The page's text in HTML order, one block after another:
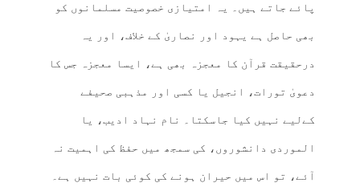
پائے جاتے ہیں۔ یہ امتیازی خصوصیت مسلمانوں کو
بھی حاصل ہے یہود اور نصاریٰ کے خلاف، اور یہ
درحقیقت قرآن کا معجزہ بھی ہے، ایسا معجزہ جس کا
دعویٰ تورات، انجیل یا کسی اور مذہبی صحیفے
کےلیے نہیں کیا جاسکتا۔ نام نہاد ادیب، یا
الموردی دانشوروں، کی سمجھ میں حفظ کی اہمیت نہ
آئے، تو اس میں حیران ہونے کی کوئی بات نہیں ہے۔